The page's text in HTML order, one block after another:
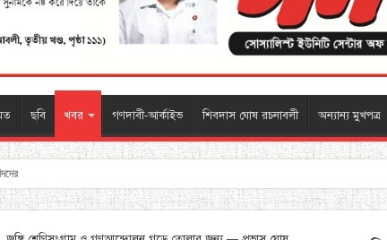
ছবি খবর গণদাবী-আর্কাইভ শিবদাস ঘোষ রচনাবলী অন্যান্য মুখপত্র